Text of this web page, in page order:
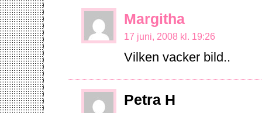
Margitha
17 juni, 2008 kl. 19:26
Vilken vacker bild..
Petra H